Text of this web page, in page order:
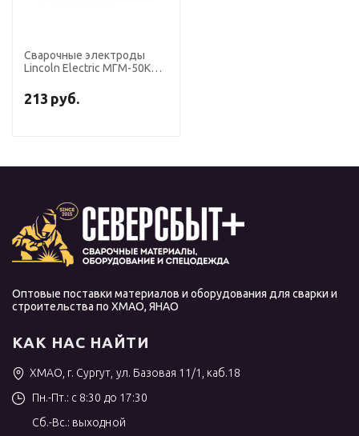
Сварочные электроды
Lincoln Electric МГМ-50К
кг (тип Э50А, пост.ток,
основной)
213 руб.
Оптовые поставки материалов и оборудования для сварки и
строительства по ХМАО, ЯНАО
КАК НАС НАЙТИ
ХМАО, г. Сургут, ул. Базовая 11/1, каб.18
Пн.-Пт.: с 8:30 до 17:30
Сб.-Вс.: выходной